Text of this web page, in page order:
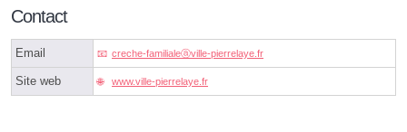
Contact
Email creche-familialeⓐville-pierrelaye.fr
Site web www.ville-pierrelaye.fr